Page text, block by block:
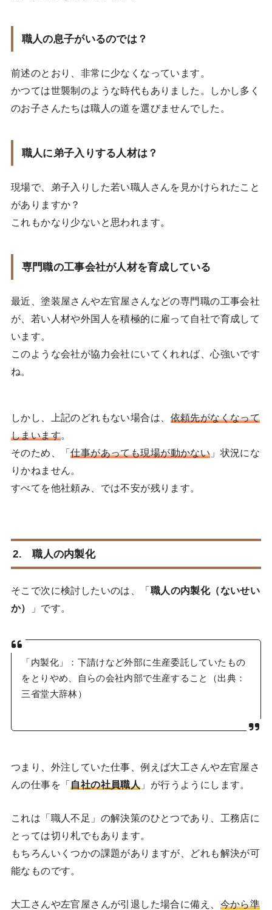
職人の息子がいるのでは？
前述のとおり、非常に少なくなっています。
かつては世襲制のような時代もありました。しかし多く
のお子さんたちは職人の道を選びませんでした。
職人に弟子入りする人材は？
現場で、弟子入りした若い職人さんを見かけられたこと
がありますか？
これもかなり少ないと思われます。
専門職の工事会社が人材を育成している
最近、塗装屋さんや左官屋さんなどの専門職の工事会社
が、若い人材や外国人を積極的に雇って自社で育成して
います。
このような会社が協力会社にいてくれれば、心強いです
ね。
しかし、上記のどれもない場合は、 依頼先がなくなって
しまいます。
そのため、「仕事があっても現場が動かない 」状況にな
りかねません。
すべてを他社頼み、では不安が残ります。
2. 職人の内製化
そこで次に検討したいのは、「職人の内製化（ないせい
か）
」です。
「内製化」：下請けなど外部に生産委託していたもの
をとりやめ、自らの会社内部で生産すること（出典：
三省堂大辞林）
つまり、外注していた仕事、例えば大工さんや左官屋さ
んの仕事を「自社の社員職人 」が行うようにします。
これは「職人不足」の解決策のひとつであり、工務店に
とっては切り札でもあります。
もちろんいくつかの課題がありますが、どれも解決が可
能なものです。
大工さんや左官屋さんが引退した場合に備え、 今から準